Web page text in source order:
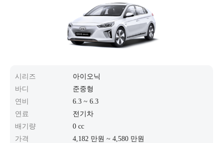
시리즈
아이오닉
바디
준중형
연비
6.3 ~ 6.3
연료
전기차
배기량
0 cc
가격
4,182 만원 ~ 4,580 만원